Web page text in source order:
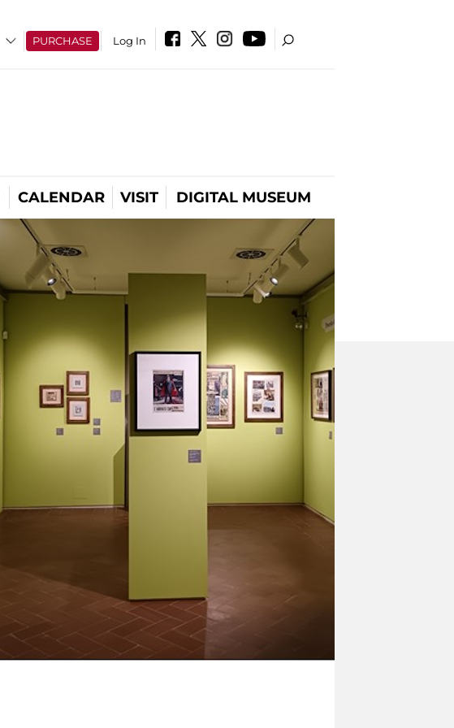
PURCHASE Log In
CALENDAR VISIT DIGITAL MUSEUM